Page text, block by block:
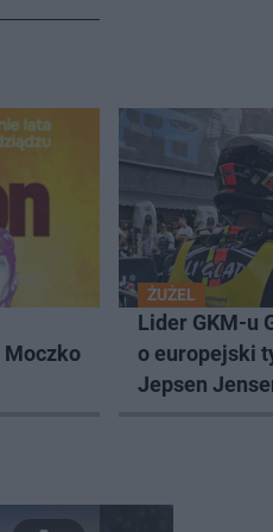
Moczko
ŻUŻEL
Lider GKM-u
o europejski
Jepsen